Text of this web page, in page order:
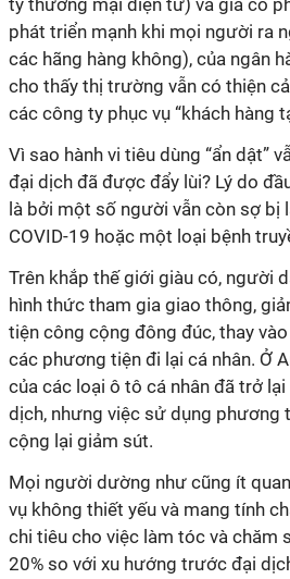
ty thương mại điện tử) và giá cổ
phát triển mạnh khi mọi người ra
các hãng hàng không), của ngân
cho thấy thị trường vẫn có thiện
các công ty phục vụ “khách hàng
Vì sao hành vi tiêu dùng “ẩn dật”
đại dịch đã được đẩy lùi? Lý do
là bởi một số người vẫn còn sợ bị
COVID-19 hoặc một loại bệnh
Trên khắp thế giới giàu có, người
hình thức tham gia giao thông,
tiện công cộng đông đúc, thay
các phương tiện đi lại cá nhân. Ở
của các loại ô tô cá nhân đã trở
dịch, nhưng việc sử dụng phương
cộng lại giảm sút.
Mọi người dường như cũng ít
vụ không thiết yếu và mang tính
chi tiêu cho việc làm tóc và chăm
20% so với xu hướng trước đại